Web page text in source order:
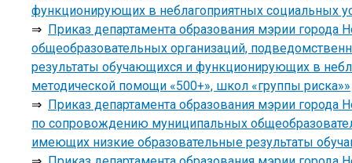
функционирующих в неблагоприятных социальных
⇒ Приказ департамента образования мэрии
общеобразовательных организаций,
результаты обучающихся и функционирующих в
методической помощи «500+», школ «группы риска»»
⇒ Приказ департамента образования мэрии
по сопровождению муниципальных
имеющих низкие образовательные результаты